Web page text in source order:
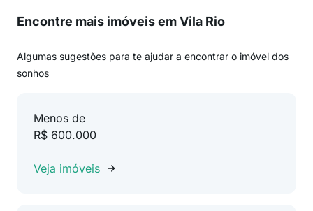
Encontre mais imóveis em Vila Rio
Algumas sugestões para te ajudar a encontrar o imóvel dos
sonhos
Menos de
R$ 600.000
Veja imóveis